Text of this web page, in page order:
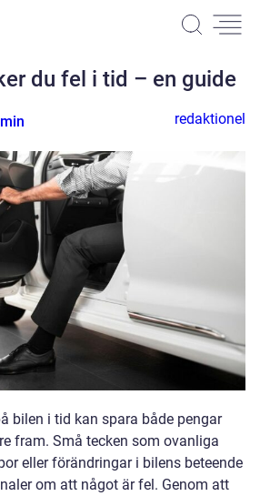
du fel i tid – en guide
redaktionel
bilen i tid kan spara både pengar
fram. Små tecken som ovanliga
eller förändringar i bilens beteende
om att något är fel. Genom att